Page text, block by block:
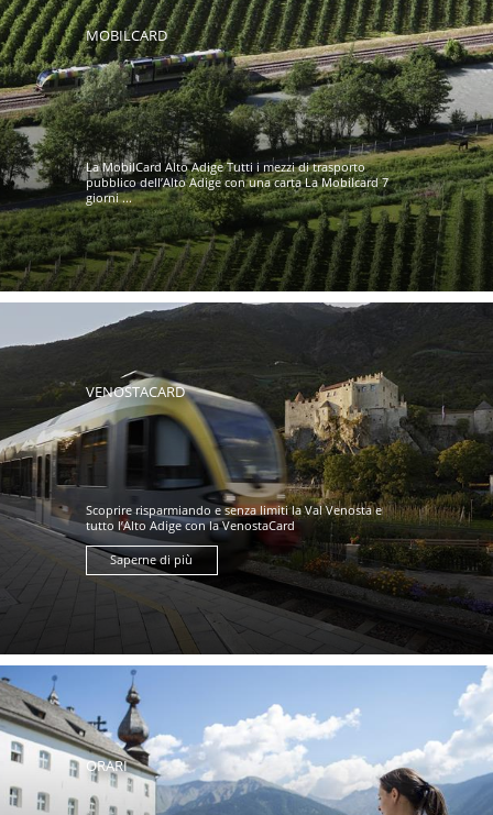
MOBILCARD
La MobilCard Alto Adige Tutti i mezzi di trasporto
pubblico dell’Alto Adige con una carta La Mobilcard 7
giorni ...
VENOSTACARD
Scoprire risparmiando e senza limiti la Val Venosta e
tutto l’Alto Adige con la VenostaCard
Saperne di più
ORARI